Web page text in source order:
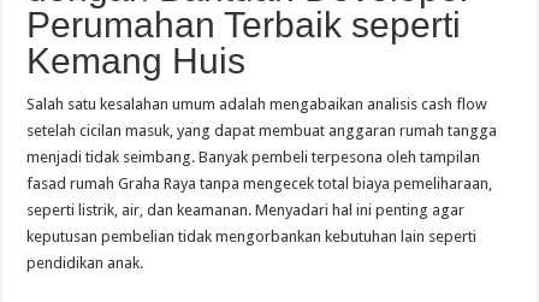
Perumahan Terbaik seperti
Kemang Huis
Salah satu kesalahan umum adalah mengabaikan analisis cash flow
setelah cicilan masuk, yang dapat membuat anggaran rumah tangga
menjadi tidak seimbang. Banyak pembeli terpesona oleh tampilan
fasad rumah Graha Raya tanpa mengecek total biaya pemeliharaan,
seperti listrik, air, dan keamanan. Menyadari hal ini penting agar
keputusan pembelian tidak mengorbankan kebutuhan lain seperti
pendidikan anak.